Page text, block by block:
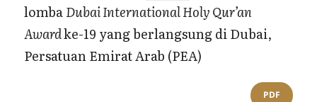
lombaDubai International Holy Qur’an
Awardke-19 yang berlangsung di Dubai,
Persatuan Emirat Arab (PEA)
PDF